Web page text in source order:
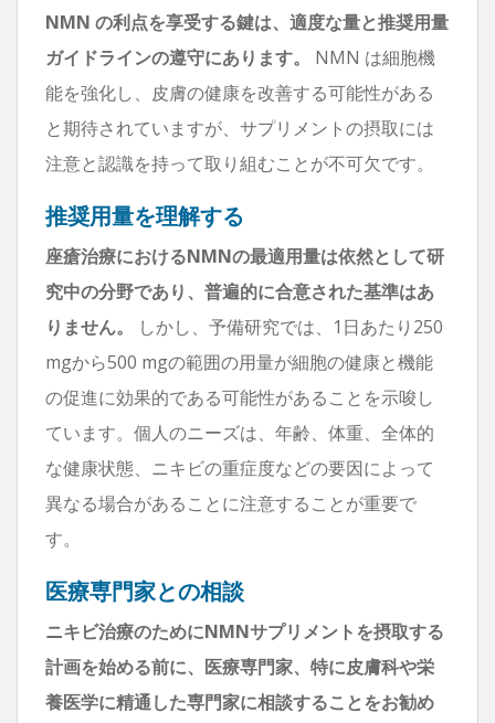
NMN の利点を享受する鍵は、適度な量と推奨用量
ガイドラインの遵守にあります。
NMN は細胞機
能を強化し、皮膚の健康を改善する可能性がある
と期待されていますが、サプリメントの摂取には
注意と認識を持って取り組むことが不可欠です。
推奨用量を理解する
座瘡治療におけるNMNの最適用量は依然として研
究中の分野であり、普遍的に合意された基準はあ
りません。
しかし、予備研究では、1日あたり250
mgから500 mgの範囲の用量が細胞の健康と機能
の促進に効果的である可能性があることを示唆し
ています。個人のニーズは、年齢、体重、全体的
な健康状態、ニキビの重症度などの要因によって
異なる場合があることに注意することが重要で
す。
医療専門家との相談
ニキビ治療のためにNMNサプリメントを摂取する
計画を始める前に、医療専門家、特に皮膚科や栄
養医学に精通した専門家に相談することをお勧め